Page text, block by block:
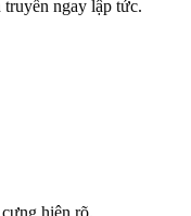
ngay lập tức.